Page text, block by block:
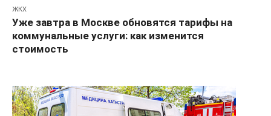
ЖКХ
Уже завтра в Москве обновятся тарифы на
коммунальные услуги: как изменится
стоимость